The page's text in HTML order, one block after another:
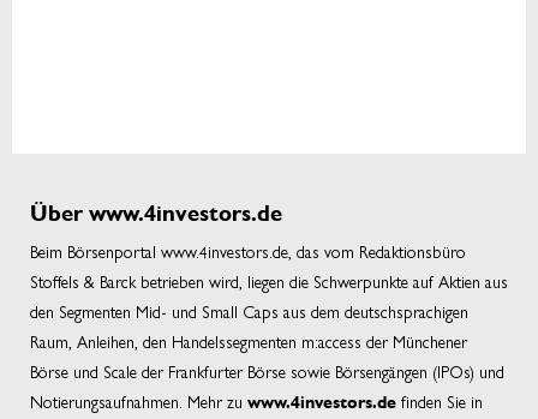
Über www.4investors.de
Beim Börsenportal www.4investors.de, das vom Redaktionsbüro
Stoffels & Barck betrieben wird, liegen die Schwerpunkte auf Aktien aus
den Segmenten Mid- und Small Caps aus dem deutschsprachigen
Raum, Anleihen, den Handelssegmenten m:access der Münchener
Börse und Scale der Frankfurter Börse sowie Börsengängen (IPOs) und
Notierungsaufnahmen. Mehr zu www.4investors.de finden Sie in